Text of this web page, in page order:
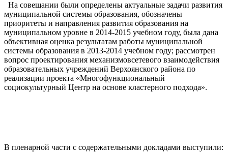
На совещании были определены актуальные задачи развития
муниципальной системы образования, обозначены
приоритеты и направления развития образования на
муниципальном уровне в 2014-2015 учебном году, была дана
объективная оценка результатам работы муниципальной
системы образования в 2013-2014 учебном году; рассмотрен
вопрос проектирования механизмовсетевого взаимодействия
образовательных учреждений Верхоянского района по
реализации проекта «Многофункциональный
социокультурный Центр на основе кластерного подхода».
В пленарной части с содержательными докладами выступили: